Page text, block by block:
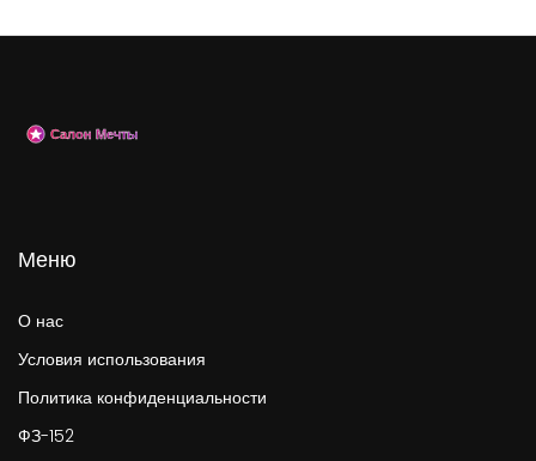
Меню
О нас
Условия использования
Политика конфиденциальности
ФЗ-152